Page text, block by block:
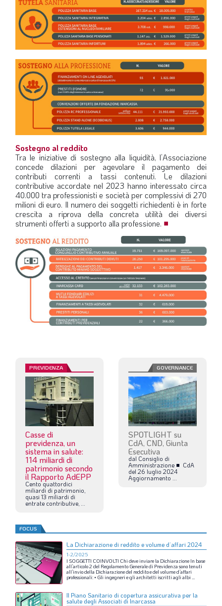
Sostegno al reddito
Tra le iniziative di sostegno alla liquidità, l’Associazione
concede dilazioni per agevolare il pagamento dei
contributi correnti a tassi contenuti. Le dilazioni
contributive accordate nel 2023 hanno interessato circa
40.000 tra professionisti e società per complessivi di 270
milioni di euro. Il numero dei soggetti richiedenti è in forte
crescita a riprova della concreta utilità dei diversi
strumenti offerti a supporto alla professione. ■
PREVIDENZA
Casse di
previdenza, un
sistema in salute:
114 miliardi di
patrimonio secondo
il Rapporto AdEPP
Cento quattordici
miliardi di patrimonio,
quasi 13 miliardi di
entrate contributive, ...
GOVERNANCE
SPOTLIGHT su
CdA, CND, Giunta
Esecutiva
dal Consiglio di
Amministrazione ■ CdA
del 26 luglio 2024
Aggiornamento ...
FOCUS
La Dichiarazione di reddito e volume d’affari 2024
1-2/2025
I SOGGETTI COINVOLTI Chi deveinviare la Dichiarazione In base
all’articolo2 del Regolamento Generaledi Previdenza sono tenuti
all’inviodella Dichiarazionedel redditoedel volumed’affari
professionali: • Gli ingegneri egli architetti iscritti agli albi ...
Il Piano Sanitario di copertura assicurativa per la
salute degli Associati di Inarcassa